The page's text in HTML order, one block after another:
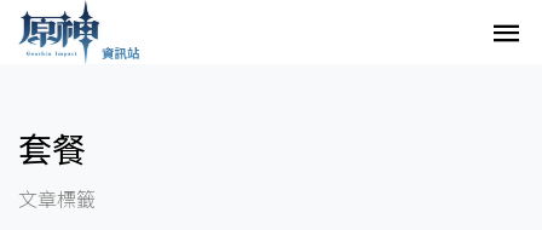
套餐
文章標籤